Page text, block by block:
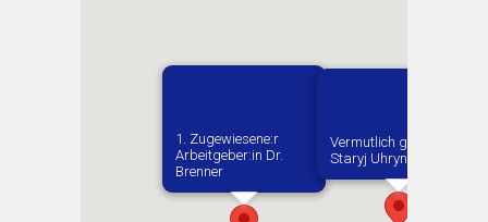
Vermutlich geboren in
Staryj Uhryniw
1. Zugewiesene:r
Arbeitgeber:in​ Dr.
Brenner